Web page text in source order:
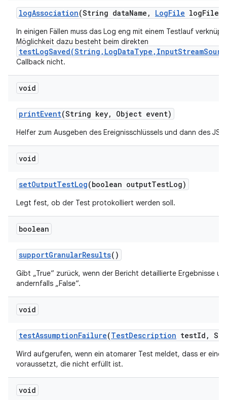
logAssociation(String dataName , LogFile logFile)
In einigen Fällen muss das Log eng mit einem Testlauf
Möglichkeit dazu besteht beim direkten
Callback nicht.
void
printEvent(String key, Object event)
Helfer zum Ausgeben des Ereignisschlüssels und dann des
void
setOutputTestLog(boolean outputTestLog)
Legt fest, ob der Test protokolliert werden soll.
boolean
supportGranularResults()
Gibt „True“ zurück, wenn der Bericht detaillierte Ergebnisse
andernfalls „False“.
void
testAssumptionFailure(TestDescription testId ,
Wird aufgerufen, wenn ein atomarer Test meldet, dass er eine
voraussetzt, die nicht erfüllt ist.
void